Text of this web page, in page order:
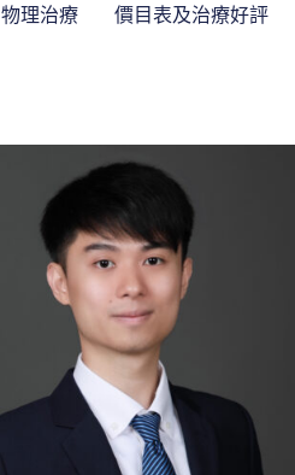
物理治療 價目表及治療好評